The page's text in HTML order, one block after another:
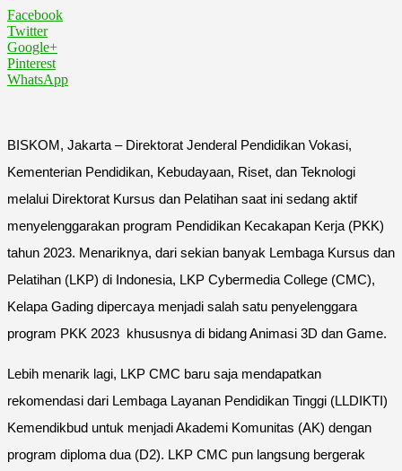
Facebook
Twitter
Google+
Pinterest
WhatsApp
BISKOM, Jakarta – Direktorat Jenderal Pendidikan Vokasi,
Kementerian Pendidikan, Kebudayaan, Riset, dan Teknologi
melalui Direktorat Kursus dan Pelatihan saat ini sedang aktif
menyelenggarakan program Pendidikan Kecakapan Kerja (PKK)
tahun 2023. Menariknya, dari sekian banyak Lembaga Kursus dan
Pelatihan (LKP) di Indonesia, LKP Cybermedia College (CMC),
Kelapa Gading dipercaya menjadi salah satu penyelenggara
program PKK 2023 khususnya di bidang Animasi 3D dan Game.
Lebih menarik lagi, LKP CMC baru saja mendapatkan
rekomendasi dari Lembaga Layanan Pendidikan Tinggi (LLDIKTI)
Kemendikbud untuk menjadi Akademi Komunitas (AK) dengan
program diploma dua (D2). LKP CMC pun langsung bergerak